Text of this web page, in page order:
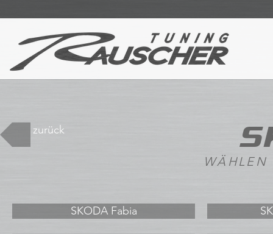
SKODA Fabia
zurück